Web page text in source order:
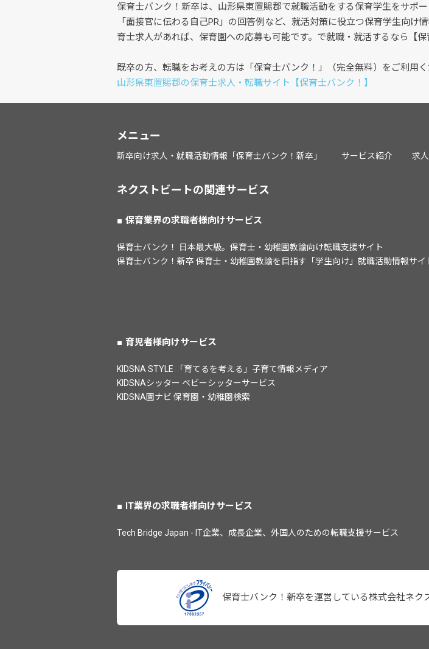
保育士バンク！新卒は、山形県東置賜郡で就職活動をする保育学生をサポ
「面接官に伝わる自己PR」の回答例など、就活対策に役立つ保育学生向
育士求人があれば、保育園への応募も可能です。で就職・就活するなら【保
既卒の方、転職をお考えの方は「保育士バンク！」（完全無料）をご利用く
山形県東置賜郡の保育士求人・転職サイト【保育士バンク！】
メニュー
新卒向け求人・就職活動情報「保育士バンク！新卒」 サービス紹介 求
ネクストビートの関連サービス
保育業界の求職者様向けサービス
保育士バンク！ 日本最大級。保育士・幼稚園教諭向け転職支援サイト
保育士バンク！新卒 保育士・幼稚園教諭を目指す「学生向け」就職活動情報サイ
育児者様向けサービス
KIDSNA STYLE 「育てるを考える」子育て情報メディア
KIDSNAシッター ベビーシッターサービス
KIDSNA園ナビ 保育園・幼稚園検索
IT業界の求職者様向けサービス
Tech Bridge Japan - IT企業、成長企業、外国人のための転職支援サービス
保育士バンク！新卒を運営している株式会社ネク